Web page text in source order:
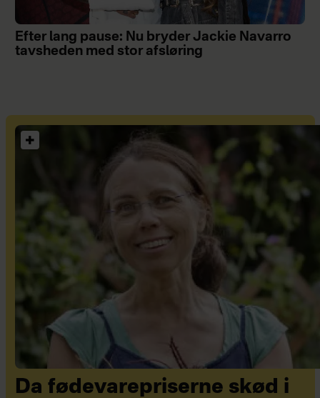
Efter lang pause: Nu bryder Jackie Navarro
tavsheden med stor afsløring
Da fødevarepriserne skød i